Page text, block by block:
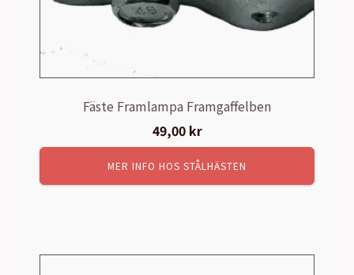
Fäste Framlampa Framgaffelben
49,00 kr
MER INFO HOS STÅLHÄSTEN